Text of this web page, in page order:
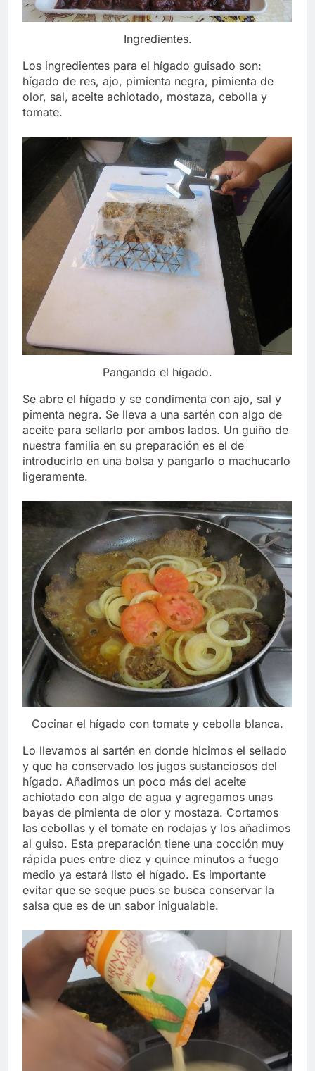
Ingredientes.
Los ingredientes para el hígado guisado son:
hígado de res, ajo, pimienta negra, pimienta de
olor, sal, aceite achiotado, mostaza, cebolla y
tomate.
Pangando el hígado.
Se abre el hígado y se condimenta con ajo, sal y
pimenta negra. Se lleva a una sartén con algo de
aceite para sellarlo por ambos lados. Un guiño de
nuestra familia en su preparación es el de
introducirlo en una bolsa y pangarlo o machucarlo
ligeramente.
Cocinar el hígado con tomate y cebolla blanca.
Lo llevamos al sartén en donde hicimos el sellado
y que ha conservado los jugos sustanciosos del
hígado. Añadimos un poco más del aceite
achiotado con algo de agua y agregamos unas
bayas de pimienta de olor y mostaza. Cortamos
las cebollas y el tomate en rodajas y los añadimos
al guiso. Esta preparación tiene una cocción muy
rápida pues entre diez y quince minutos a fuego
medio ya estará listo el hígado. Es importante
evitar que se seque pues se busca conservar la
salsa que es de un sabor inigualable.